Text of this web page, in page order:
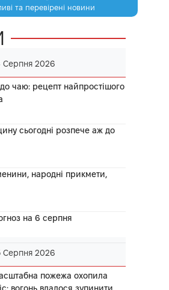
та перевірені новини
Серпня 2026
чаю: рецепт найпростішого
сьогодні розпече аж до
народні прикмети,
на 6 серпня
Серпня 2026
пожежа охопила
вогонь вдалося зупинити